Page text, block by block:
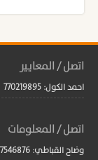
اتصل / المعايير
احمد الكول: 770219895
اتصل / المعلومات
وضاح القباطي: 777546876